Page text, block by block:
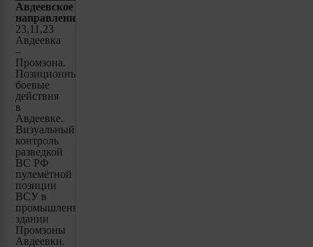
Авдеевское
направление:
23,11,23
Авдеевка
–
Промзона.
Позиционные
боевые
действия
в
Авдеевке.
Визуальный
контроль
разведкой
ВС РФ
пулемётной
позиции
ВСУ в
промышленном
здании
Промзоны
Авдеевки.